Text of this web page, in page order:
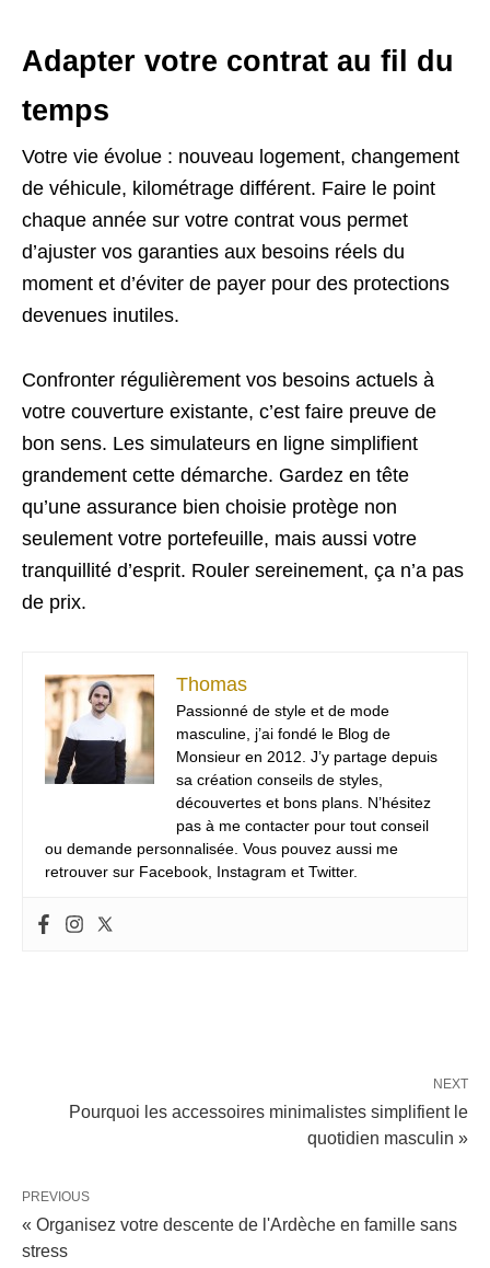
Adapter votre contrat au fil du
temps
Votre vie évolue : nouveau logement, changement
de véhicule, kilométrage différent. Faire le point
chaque année sur votre contrat vous permet
d’ajuster vos garanties aux besoins réels du
moment et d’éviter de payer pour des protections
devenues inutiles.
Confronter régulièrement vos besoins actuels à
votre couverture existante, c’est faire preuve de
bon sens. Les simulateurs en ligne simplifient
grandement cette démarche. Gardez en tête
qu’une assurance bien choisie protège non
seulement votre portefeuille, mais aussi votre
tranquillité d’esprit. Rouler sereinement, ça n’a pas
de prix.
Thomas
Passionné de style et de mode
masculine, j’ai fondé le Blog de
Monsieur en 2012. J’y partage depuis
sa création conseils de styles,
découvertes et bons plans. N’hésitez
pas à me contacter pour tout conseil
ou demande personnalisée. Vous pouvez aussi me
retrouver sur Facebook, Instagram et Twitter.
NEXT
Pourquoi les accessoires minimalistes simplifient le
quotidien masculin »
PREVIOUS
« Organisez votre descente de l'Ardèche en famille sans
stress